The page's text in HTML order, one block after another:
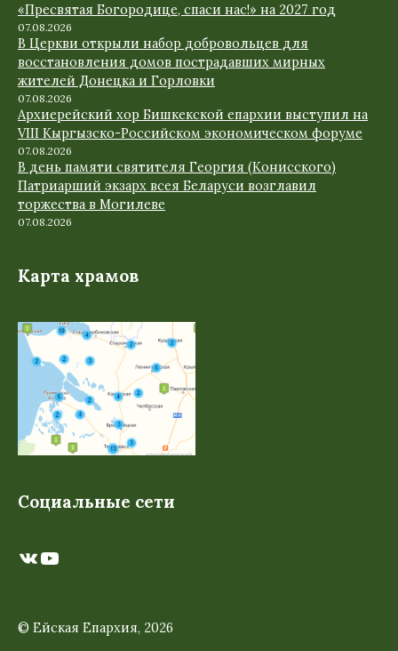
«Пресвятая Богородице, спаси нас!» на 2027 год
07.08.2026
В Церкви открыли набор добровольцев для
восстановления домов пострадавших мирных
жителей Донецка и Горловки
07.08.2026
Архиерейский хор Бишкекской епархии выступил на
VIII Кыргызско-Российском экономическом форуме
07.08.2026
В день памяти святителя Георгия (Конисского)
Патриарший экзарх всея Беларуси возглавил
торжества в Могилеве
07.08.2026
Карта храмов
Социальные сети
ВКонтакте
YouTube
© Ейская Епархия, 2026